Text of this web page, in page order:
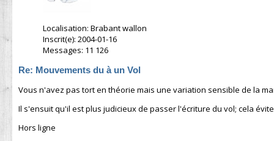
Localisation: Brabant wallon
Inscrit(e): 2004-01-16
Messages: 11 126
Re: Mouvements du à un Vol
Vous n'avez pas tort en théorie mais une variation sensible de la
Il s'ensuit qu'il est plus judicieux de passer l'écriture du vol; cela
Hors ligne